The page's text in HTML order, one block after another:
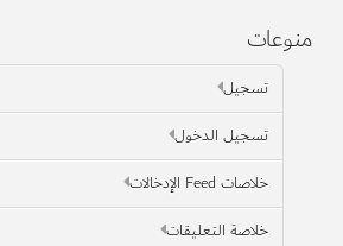
منوعات
تسجيل
تسجيل الدخول
خلاصات Feed الإدخالات
خلاصة التعليقات